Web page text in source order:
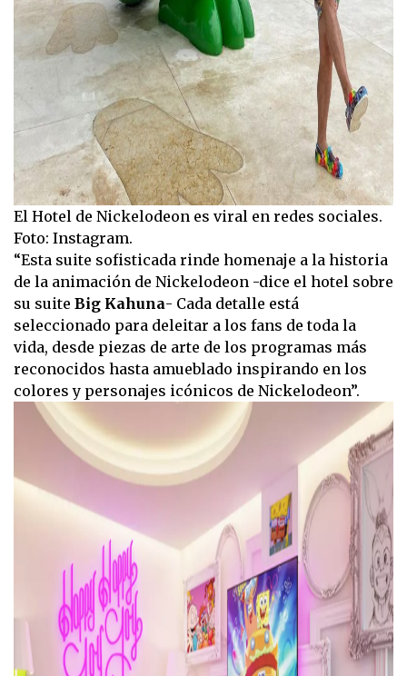
El Hotel de Nickelodeon es viral en redes sociales.
Foto: Instagram.
“Esta suite sofisticada rinde homenaje a la historia
de la animación de Nickelodeon -dice el hotel sobre
su suite Big Kahuna- Cada detalle está
seleccionado para deleitar a los fans de toda la
vida, desde piezas de arte de los programas más
reconocidos hasta amueblado inspirando en los
colores y personajes icónicos de Nickelodeon”.